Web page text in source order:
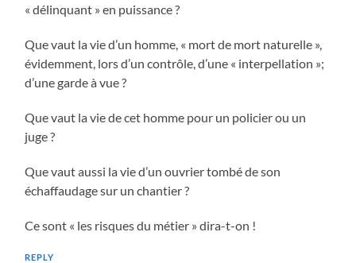
« délinquant » en puissance ?
Que vaut la vie d’un homme, « mort de mort naturelle »,
évidemment, lors d’un contrôle, d’une « interpellation »;
d’une garde à vue ?
Que vaut la vie de cet homme pour un policier ou un
juge ?
Que vaut aussi la vie d’un ouvrier tombé de son
échaffaudage sur un chantier ?
Ce sont « les risques du métier » dira-t-on !
REPLY